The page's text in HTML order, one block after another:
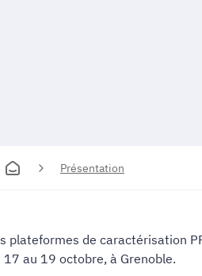
Présentation
plateformes de caractérisation
17 au 19 octobre, à Grenoble.